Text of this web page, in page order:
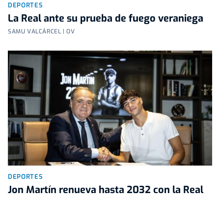
DEPORTES
La Real ante su prueba de fuego veraniega
SAMU VALCÁRCEL | OV
DEPORTES
Jon Martín renueva hasta 2032 con la Real